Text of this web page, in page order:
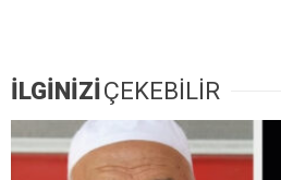
İLGİNİZİÇEKEBİLİR